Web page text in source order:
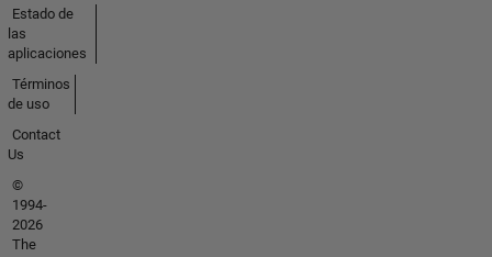
Estado de
las
aplicaciones
Términos
de uso
Contact
Us
©
1994-
2026
The